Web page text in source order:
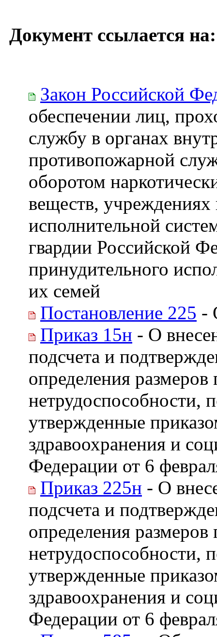
Документ ссылается на:
Закон Российской
обеспечении лиц,
службу в органах
противопожарной
оборотом
веществ, учреждениях
исполнительной
гвардии Российской
принудительного
их семей
Постановление 225 -
Приказ 15н - О
подсчета и
определения
нетрудоспособности,
утвержденные
здравоохранения и
Федерации от 6
Приказ 225н - О
подсчета и
определения
нетрудоспособности,
утвержденные
здравоохранения и
Федерации от 6